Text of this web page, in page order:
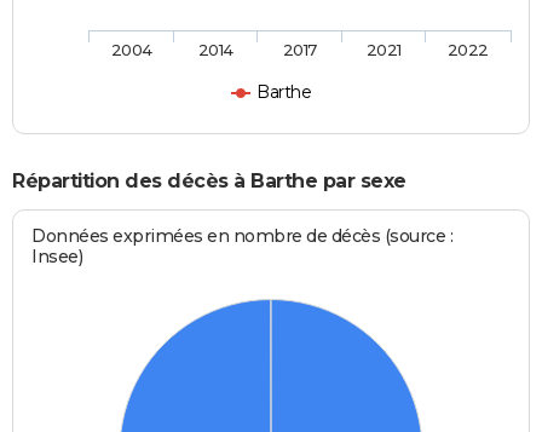
Barthe
2004 2014 2017 2021 2022
Répartition des décès à Barthe par sexe
Données exprimées en nombre de décès (source :
Insee)